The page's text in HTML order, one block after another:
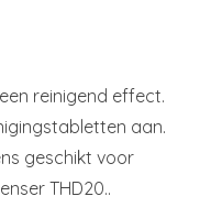
reinigend effect.
aan.
geschikt voor
THD20..